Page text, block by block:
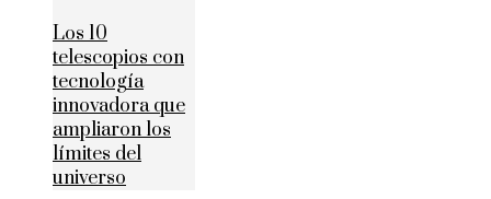
Los 10
telescopios con
tecnología
innovadora que
ampliaron los
límites del
universo